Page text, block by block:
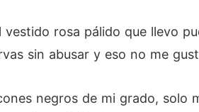
vestido rosa pálido que llevo
sin abusar y eso no me
negros de mi grado, solo